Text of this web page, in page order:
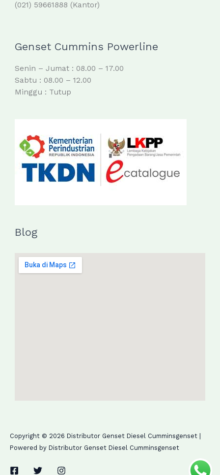
(021) 59661888 (Kantor)
Genset Cummins Powerline
Senin – Jumat : 08.00 – 17.00
Sabtu : 08.00 – 12.00
Minggu : Tutup
Blog
Copyright © 2026 Distributor Genset Diesel Cumminsgenset |
Powered by Distributor Genset Diesel Cumminsgenset